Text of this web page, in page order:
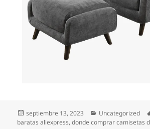
Publicado
el
septiembre 13, 2023 Categorías
Uncategorized
baratas aliexpress,donde comprar camisetas